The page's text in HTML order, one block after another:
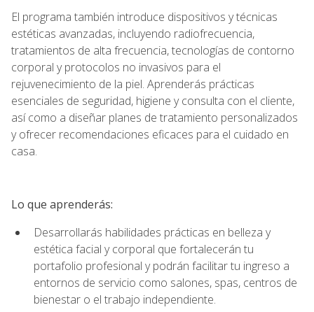
El programa también introduce dispositivos y técnicas
estéticas avanzadas, incluyendo radiofrecuencia,
tratamientos de alta frecuencia, tecnologías de contorno
corporal y protocolos no invasivos para el
rejuvenecimiento de la piel. Aprenderás prácticas
esenciales de seguridad, higiene y consulta con el cliente,
así como a diseñar planes de tratamiento personalizados
y ofrecer recomendaciones eficaces para el cuidado en
casa.
Lo que aprenderás:
Desarrollarás habilidades prácticas en belleza y
estética facial y corporal que fortalecerán tu
portafolio profesional y podrán facilitar tu ingreso a
entornos de servicio como salones, spas, centros de
bienestar o el trabajo independiente.